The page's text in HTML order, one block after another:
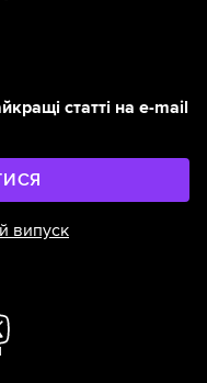
статті на e-mail
випуск